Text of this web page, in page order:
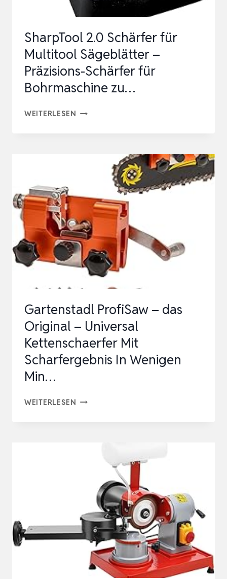
SharpTool 2.0 Schärfer für
Multitool Sägeblätter –
Präzisions-Schärfer für
Bohrmaschine zu…
WEITERLESEN SHARPTOOL
MULTITOOL
SÄGEBLÄTTER
PRÄZISIONS-
SCHÄRFER
FÜR
BOHRMASCHINE
Gartenstadl ProfiSaw – das
Original – Universal
Kettenschaerfer Mit
Scharfergebnis In Wenigen
Min…
WEITERLESEN GARTENSTADL
ORIGINAL
UNIVERSAL
KETTENSCHAERFER
MIT
SCHARFERGEBNIS
WENIGEN